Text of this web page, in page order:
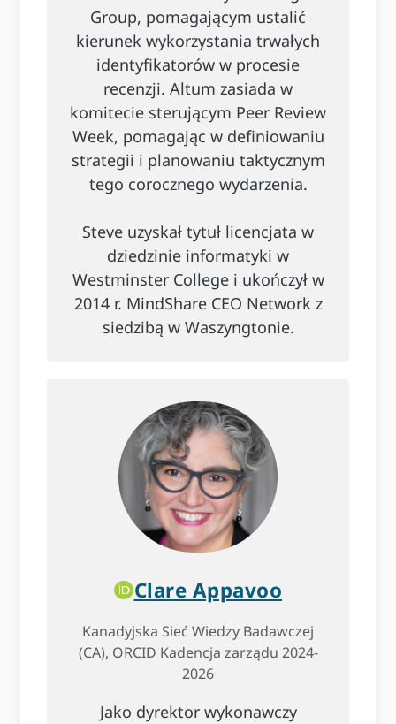
Group, pomagającym ustalić
kierunek wykorzystania trwałych
identyfikatorów w procesie
recenzji. Altum zasiada w
komitecie sterującym Peer Review
Week, pomagając w definiowaniu
strategii i planowaniu taktycznym
tego corocznego wydarzenia.
Steve uzyskał tytuł licencjata w
dziedzinie informatyki w
Westminster College i ukończył w
2014 r. MindShare CEO Network z
siedzibą w Waszyngtonie.
Clare Appavoo
Kanadyjska Sieć Wiedzy Badawczej
(CA), ORCID Kadencja zarządu 2024-
2026
Jako dyrektor wykonawczy